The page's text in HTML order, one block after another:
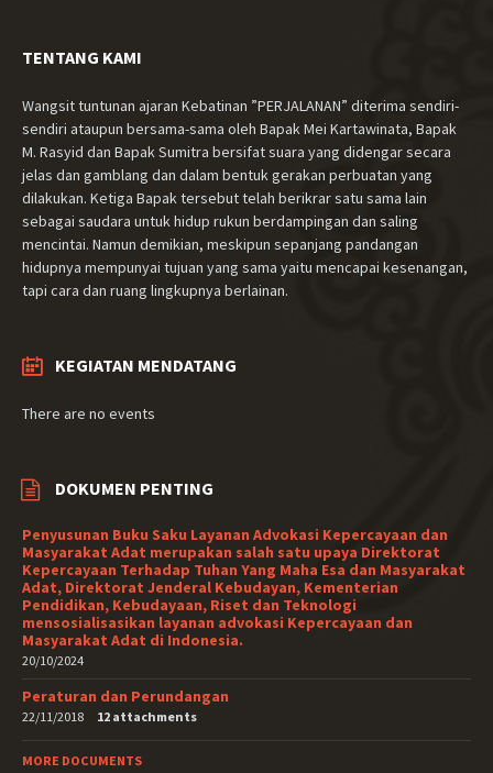
TENTANG KAMI
Wangsit tuntunan ajaran Kebatinan ”PERJALANAN” diterima sendiri-
sendiri ataupun bersama-sama oleh Bapak Mei Kartawinata, Bapak
M. Rasyid dan Bapak Sumitra bersifat suara yang didengar secara
jelas dan gamblang dan dalam bentuk gerakan perbuatan yang
dilakukan. Ketiga Bapak tersebut telah berikrar satu sama lain
sebagai saudara untuk hidup rukun berdampingan dan saling
mencintai. Namun demikian, meskipun sepanjang pandangan
hidupnya mempunyai tujuan yang sama yaitu mencapai kesenangan,
tapi cara dan ruang lingkupnya berlainan.
KEGIATAN MENDATANG
There are no events
DOKUMEN PENTING
Penyusunan Buku Saku Layanan Advokasi Kepercayaan dan
Masyarakat Adat merupakan salah satu upaya Direktorat
Kepercayaan Terhadap Tuhan Yang Maha Esa dan Masyarakat
Adat, Direktorat Jenderal Kebudayan, Kementerian
Pendidikan, Kebudayaan, Riset dan Teknologi
mensosialisasikan layanan advokasi Kepercayaan dan
Masyarakat Adat di Indonesia.
20/10/2024
Peraturan dan Perundangan
22/11/2018 12 attachments
MORE DOCUMENTS